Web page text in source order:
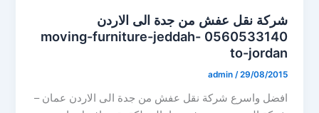
شركة نقل عفش من جدة الى الاردن
0560533140 moving-furniture-jeddah-
to-jordan
admin /29/08/2015
افضل واسرع شركة نقل عفش من جدة الى الاردن عمان –